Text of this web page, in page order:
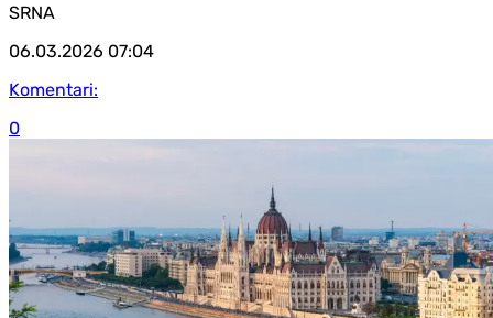
SRNA
06.03.2026 07:04
Komentari:
0